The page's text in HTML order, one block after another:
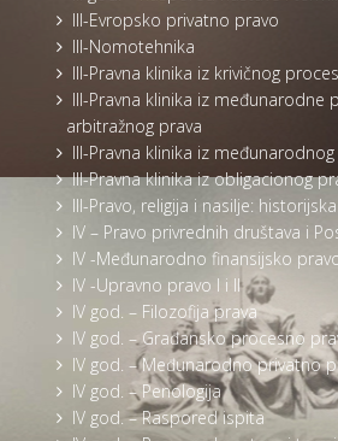
III-Evropsko privatno pravo
III-Nomotehnika
III-Pravna klinika iz krivičnog
III-Pravna klinika iz međunarodne
arbitražnog prava
III-Pravna klinika iz
III-Pravna klinika iz obligacionog
III-Pravo, religija i nasilje:
IV – Pravo privrednih društava i
IV -Međunarodno finansijsko
IV -Upravno pravo I i II
IV god. – Filozofija prava
IV god. – Građansko procesno
IV god. – Međunarodno privatno
IV god. – Penologija
IV god. – Raspored ispita